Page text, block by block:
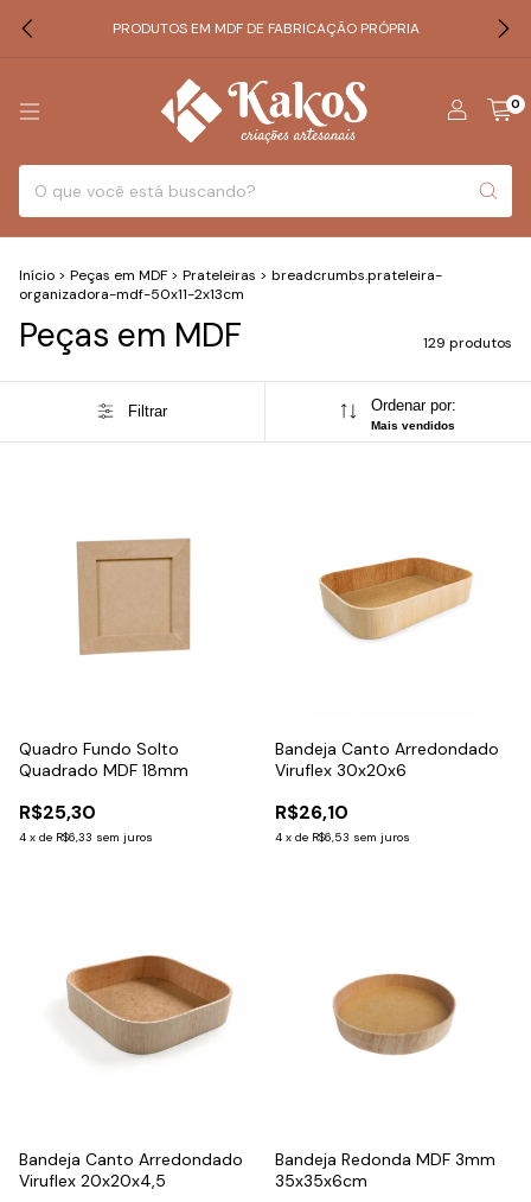
PRODUTOS EM MDF DE FABRICAÇÃO PRÓPRIA
0
Início > Peças em MDF > Prateleiras > breadcrumbs.prateleira-
organizadora-mdf-50x11-2x13cm
Peças em MDF 129 produtos
Filtrar Ordenar por:
Mais vendidos
Quadro Fundo Solto
Quadrado MDF 18mm
R$25,30
4 x de R$6,33 sem juros
Bandeja Canto Arredondado
Viruflex 30x20x6
R$26,10
4 x de R$6,53 sem juros
Bandeja Canto Arredondado
Viruflex 20x20x4,5
Bandeja Redonda MDF 3mm
35x35x6cm